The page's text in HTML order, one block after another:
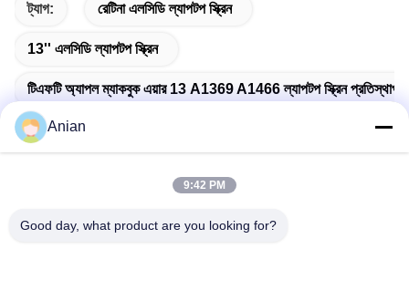
ট্যাগ: রেটিনা এলসিডি ল্যাপটপ স্ক্রিন
13'' এলসিডি ল্যাপটপ স্ক্রিন
টিএফটি অ্যাপল ম্যাকবুক এয়ার 13 A1369 A1466 ল্যাপটপ স্ক্রিন প্রতিস্থাপন
Anian
9:42 PM
Good day, what product are you looking for?